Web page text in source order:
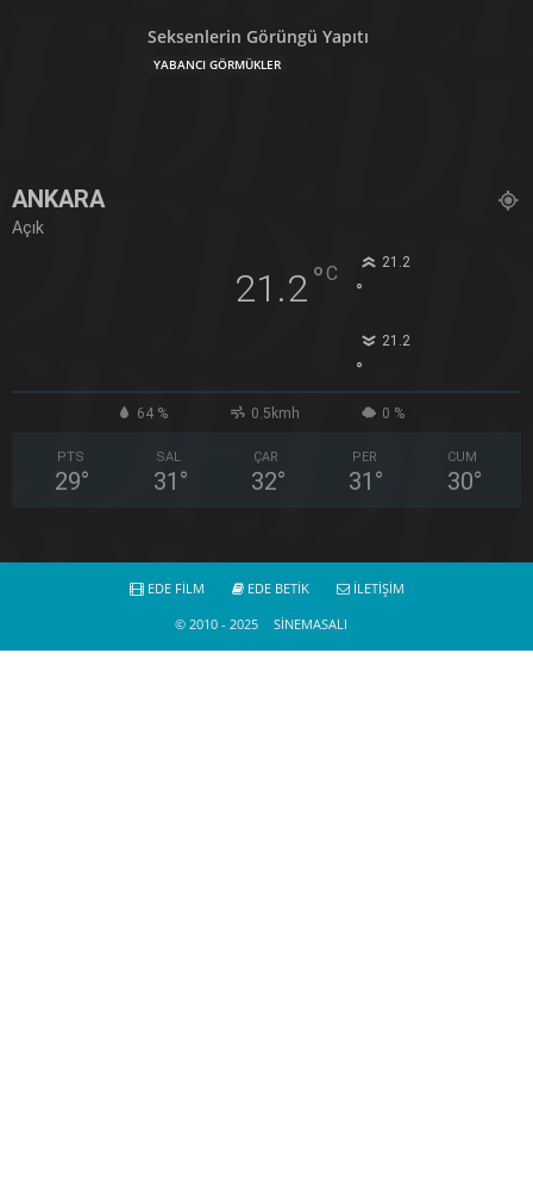
Seksenlerin Görüngü Yapıtı
YABANCI GÖRMÜKLER
ANKARA
Açık
21.2°C 21.2
°
21.2
°
64 % 0.5kmh 0 %
PTS
29°
SAL
31 °
ÇAR
32°
PER
31 °
CUM
30°
EDE FİLM EDE BETİK
İLETİŞİM
© 2010 - 2025
SİNEMASALI